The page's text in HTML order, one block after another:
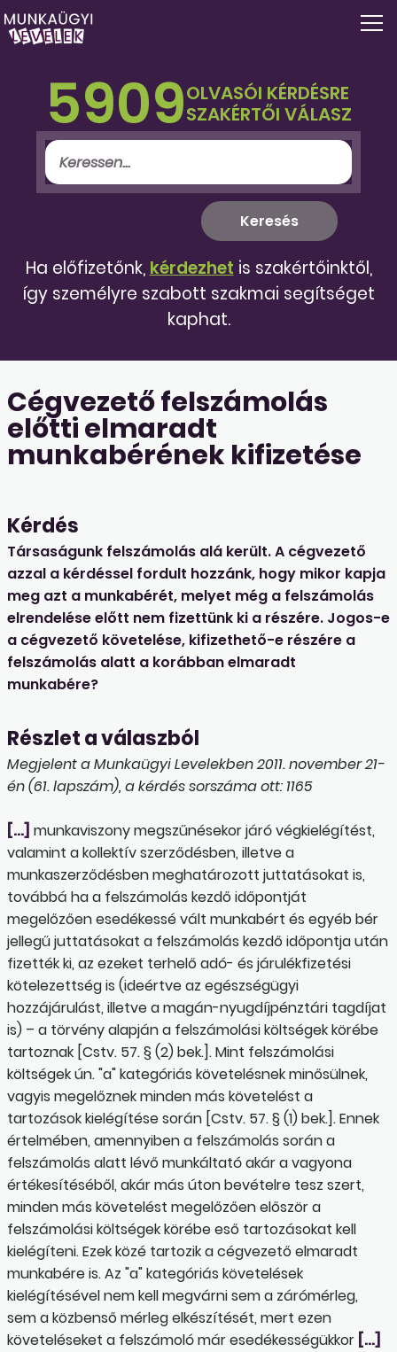
5909OLVASÓI KÉRDÉSRE
SZAKÉRTŐI VÁLASZ
Ha előfizetőnk, kérdezhet is szakértőinktől,
így személyre szabott szakmai segítséget
kaphat.
Cégvezető felszámolás
előtti elmaradt
munkabérének kifizetése
Kérdés
Társaságunk felszámolás alá került. A cégvezető
azzal a kérdéssel fordult hozzánk, hogy mikor kapja
meg azt a munkabérét, melyet még a felszámolás
elrendelése előtt nem fizettünk ki a részére. Jogos-e
a cégvezető követelése, kifizethető-e részére a
felszámolás alatt a korábban elmaradt
munkabére?
Részlet a válaszból
Megjelent a Munkaügyi Levelekben 2011. november 21-
én (61. lapszám), a kérdés sorszáma ott: 1165
[…] munkaviszony megszűnésekor járó végkielégítést,
valamint a kollektív szerződésben, illetve a
munkaszerződésben meghatározott juttatásokat is,
továbbá ha a felszámolás kezdő időpontját
megelőzően esedékessé vált munkabért és egyéb bér
jellegű juttatásokat a felszámolás kezdő időpontja után
fizették ki, az ezeket terhelő adó- és járulékfizetési
kötelezettség is (ideértve az egészségügyi
hozzájárulást, illetve a magán-nyugdíjpénztári tagdíjat
is) – a törvény alapján a felszámolási költségek körébe
tartoznak [Cstv. 57. § (2) bek.]. Mint felszámolási
költségek ún. "a" kategóriás követelésnek minősülnek,
vagyis megelőznek minden más követelést a
tartozások kielégítése során [Cstv. 57. § (1) bek.]. Ennek
értelmében, amennyiben a felszámolás során a
felszámolás alatt lévő munkáltató akár a vagyona
értékesítéséből, akár más úton bevételre tesz szert,
minden más követelést megelőzően először a
felszámolási költségek körébe eső tartozásokat kell
kielégíteni. Ezek közé tartozik a cégvezető elmaradt
munkabére is. Az "a" kategóriás követelések
kielégítésével nem kell megvárni sem a zárómérleg,
sem a közbenső mérleg elkészítését, mert ezen
követeléseket a felszámoló már esedékességükkor […]